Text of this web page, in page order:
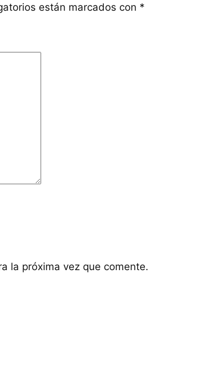
están marcados con *
la próxima vez que comente.